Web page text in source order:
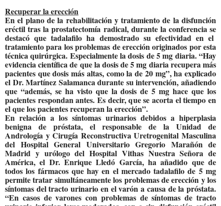
Recuperar la erección
En el plano de la rehabilitación y tratamiento de la disfunción
eréctil tras la prostatectomía radical, durante la conferencia se
destacó que tadalafilo ha demostrado su efectividad en el
tratamiento para los problemas de erección originados por esta
técnica quirúrgica. Especialmente la dosis de 5 mg diaria. “Hay
evidencia científica de que la dosis de 5 mg diaria recupera más
pacientes que dosis más altas, como la de 20 mg”, ha explicado
el Dr. Martínez Salamanca durante su intervención, añadiendo
que “además, se ha visto que la dosis de 5 mg hace que los
pacientes respondan antes. Es decir, que se acorta el tiempo en
el que los pacientes recuperan la erección”.
En relación a los síntomas urinarios debidos a hiperplasia
benigna de próstata, el responsable de la Unidad de
Andrología y Cirugía Reconstructiva Uretrogenital Masculina
del Hospital General Universitario Gregorio Marañón de
Madrid y urólogo del Hospital Vithas Nuestra Señora de
América, el Dr. Enrique Lledó García, ha añadido que de
todos los fármacos que hay en el mercado tadalafilo de 5 mg
permite tratar simultáneamente los problemas de erección y los
síntomas del tracto urinario en el varón a causa de la próstata.
“En casos de varones con problemas de síntomas de tracto